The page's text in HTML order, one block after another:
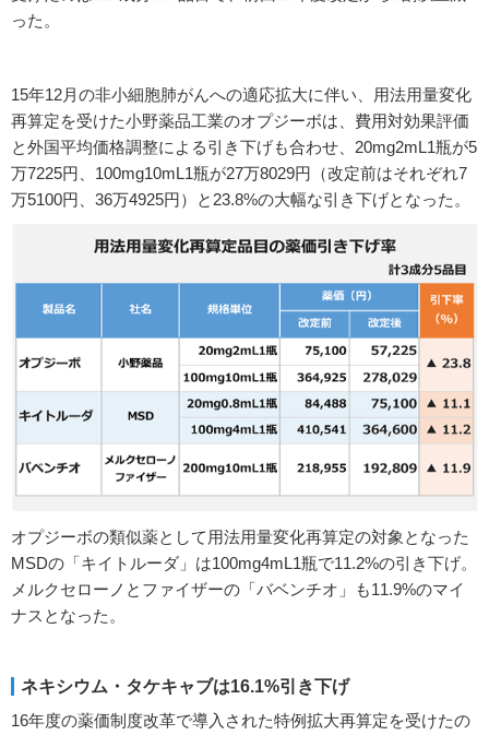
った。
15年12月の非小細胞肺がんへの適応拡大に伴い、用法用量変化
再算定を受けた小野薬品工業のオプジーボは、費用対効果評価
と外国平均価格調整による引き下げも合わせ、20mg2mL1瓶が5
万7225円、100mg10mL1瓶が27万8029円（改定前はそれぞれ7
万5100円、36万4925円）と23.8%の大幅な引き下げとなった。
オプジーボの類似薬として用法用量変化再算定の対象となった
MSDの「キイトルーダ」は100mg4mL1瓶で11.2%の引き下げ。
メルクセローノとファイザーの「バベンチオ」も11.9%のマイ
ナスとなった。
ネキシウム・タケキャブは16.1%引き下げ
16年度の薬価制度改革で導入された特例拡大再算定を受けたの